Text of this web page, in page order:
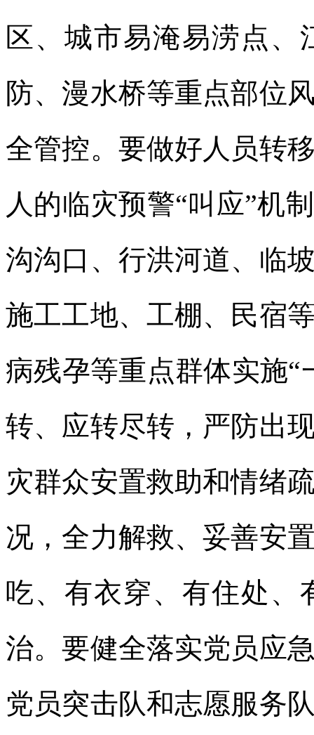
区、城市易淹易涝点
防、漫水桥等重点部位
全管控。要做好人员转
人的临灾预警“叫应”机
沟沟口、行洪河道、临
施工工地、工棚、民宿
病残孕等重点群体实施
转、应转尽转，严防出
灾群众安置救助和情绪
况，全力解救、妥善安
吃、有衣穿、有住处、
治。要健全落实党员应
党员突击队和志愿服务